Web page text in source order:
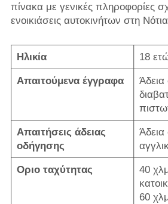
πίνακα με γενικές πληροφορίες
ενοικιάσεις αυτοκινήτων στη
Ηλικία 18
Απαιτούμενα έγγραφα
Απαιτήσεις άδειας
οδήγησης
Οριο ταχύτητας
40
60